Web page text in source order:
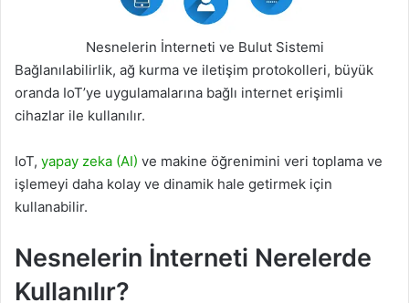
Nesnelerin İnterneti ve Bulut Sistemi
Bağlanılabilirlik, ağ kurma ve iletişim protokolleri, büyük
oranda IoT’ye uygulamalarına bağlı internet erişimli
cihazlar ile kullanılır.
IoT, yapay zeka (AI) ve makine öğrenimini veri toplama ve
işlemeyi daha kolay ve dinamik hale getirmek için
kullanabilir.
Nesnelerin İnterneti Nerelerde
Kullanılır?